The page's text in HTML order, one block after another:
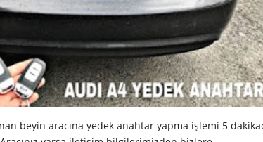
beyin aracına yedek anahtar yapma işlemi 5